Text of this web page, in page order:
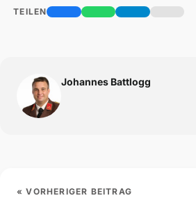
TEILEN
Johannes Battlogg
« VORHERIGER BEITRAG